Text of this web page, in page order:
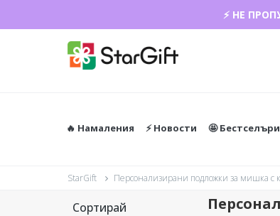
⚡ НЕ
🔥 Намаления ⚡️ Новости 🤩 Бестселъри
StarGift Персонализирани подложки за мишка с
Сортирай